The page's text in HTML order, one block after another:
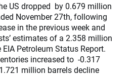
US dropped by 0.679 million
November 27th, following
in the previous week and
estimates of a 2.358 million
Petroleum Status Report.
increased to -0.317
million barrels decline